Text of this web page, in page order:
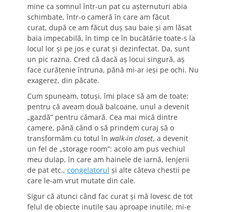
mine ca somnul într-un pat cu așternuturi abia
schimbate, într-o cameră în care am făcut
curat, după ce am făcut duș sau baie și am lăsat
baia impecabilă, în timp ce în bucătărie toate-s la
locul lor și pe jos e curat și dezinfectat. Da, sunt
un pic razna. Cred că dacă aș locui singură, aș
face curățenie întruna, până mi-ar ieși pe ochi. Nu
exagerez, din păcate.
Cum spuneam, totuși, îmi place să am de toate:
pentru că aveam două balcoane, unul a devenit
„gazdă” pentru cămară. Cea mai mică dintre
camere, până când o să prindem curaj să o
transformăm cu totul în walk-in closet, a devenit
un fel de „storage room”: acolo am pus vechiul
meu dulap, în care am hainele de iarnă, lenjerii
de pat etc., congelatorul și alte câteva chestii pe
care le-am vrut mutate din cale.
Sigur că atunci când fac curat și mă lovesc de tot
felul de obiecte inutile sau aproape inutile, mi-e